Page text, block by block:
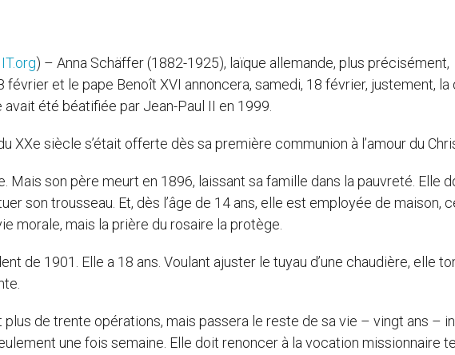
) – Anna Schäffer (1882-1925), laïque allemande, plus précisément,
et le pape Benoît XVI annoncera, samedi, 18 février, justement, la
été béatifiée par Jean-Paul II en 1999.
XXe siècle s’était offerte dès sa première communion à l’amour du
Mais son père meurt en 1896, laissant sa famille dans la pauvreté. Elle
son trousseau. Et, dès l’âge de 14 ans, elle est employée de maison,
morale, mais la prière du rosaire la protège.
de 1901. Elle a 18 ans. Voulant ajuster le tuyau d’une chaudière, elle
plus de trente opérations, mais passera le reste de sa vie – vingt ans –
une fois semaine. Elle doit renoncer à la vocation missionnaire